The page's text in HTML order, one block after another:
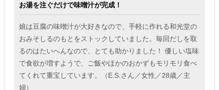
お湯を注ぐだけで味噌汁が完成！
娘は豆腐の味噌汁が大好きなので、手軽に作れる和光堂の
おみそしるのもとをストックしていました。毎回だしを取
るのはたいへんなので、とても助かりました！ 優しい塩味
で食欲が増すようで、ご飯やほかのおかずもモリモリ食べ
てくれて重宝しています。（E.S.さん／女性／28歳／主
婦）